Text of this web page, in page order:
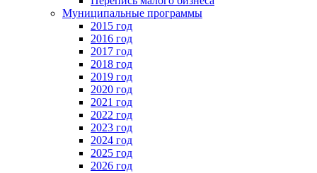
Муниципальные программы
2015 год
2016 год
2017 год
2018 год
2019 год
2020 год
2021 год
2022 год
2023 год
2024 год
2025 год
2026 год